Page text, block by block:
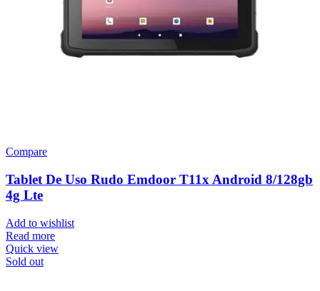
Compare
Tablet De Uso Rudo Emdoor T11x Android 8/128gb
4g Lte
Add to wishlist
Read more
Quick view
Sold out